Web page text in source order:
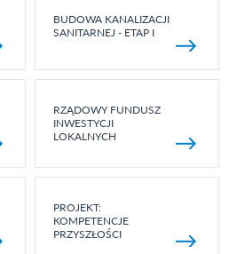
BUDOWA KANALIZACJI
SANITARNEJ - ETAP I
RZĄDOWY FUNDUSZ
INWESTYCJI
LOKALNYCH
PROJEKT:
KOMPETENCJE
PRZYSZŁOŚCI